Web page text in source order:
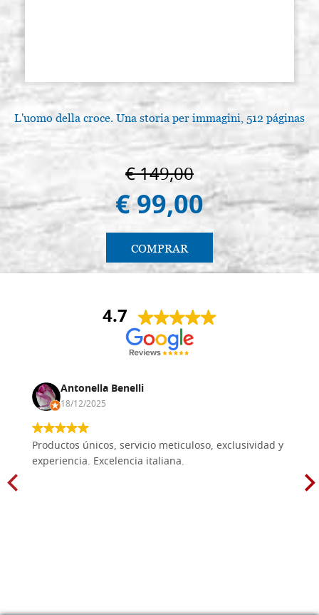
L'uomo della croce. Una storia per immagini, 512 páginas
€ 149,00
€ 99,00
COMPRAR
4.7
Antonella Benelli
18/12/2025
Productos únicos, servicio meticuloso, exclusividad y
experiencia. Excelencia italiana.